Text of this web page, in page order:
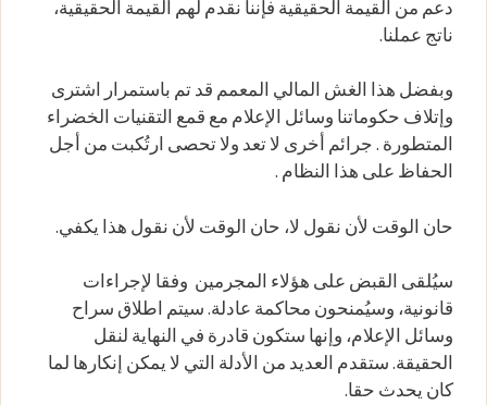
دعم من القيمة الحقيقية فإننا نقدم لهم القيمة الحقيقية،
ناتج عملنا.
وبفضل هذا الغش المالي المعمم قد تم باستمرار اشترى
وإتلاف حكوماتنا وسائل الإعلام مع قمع التقنيات الخضراء
المتطورة . جرائم أخرى لا تعد ولا تحصى ارتُكبت من أجل
الحفاظ على هذا النظام .
حان الوقت لأن نقول لا، حان الوقت لأن نقول هذا يكفي.
سيُلقى القبض على هؤلاء المجرمين وفقا لإجراءات
قانونية، وسيُمنحون محاكمة عادلة. سيتم اطلاق سراح
وسائل الإعلام، وإنها ستكون قادرة في النهاية لنقل
الحقيقة. ستقدم العديد من الأدلة التي لا يمكن إنكارها لما
كان يحدث حقا.